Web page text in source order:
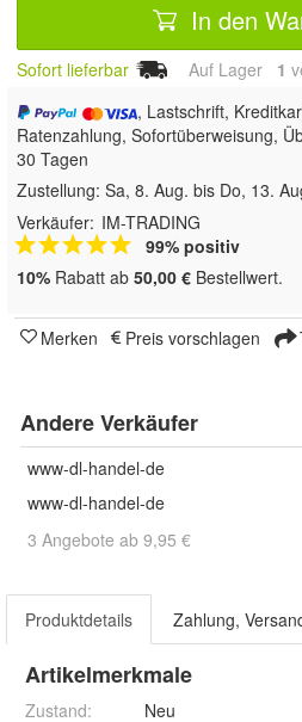
In den
Sofort lieferbar Auf Lager 1
, Lastschrift,
Ratenzahlung, Sofortüberweisung,
30 Tagen
Zustellung: Sa, 8. Aug. bis Do, 13.
Verkäufer: IM-TRADING
99% positiv
10% Rabatt ab 50,00 € Bestellwert.
Merken Preis vorschlagen
Andere Verkäufer
www-dl-handel-de
www-dl-handel-de
3 Angebote ab 9,95 €
Produktdetails Zahlung,
Artikelmerkmale
Zustand:
Neu